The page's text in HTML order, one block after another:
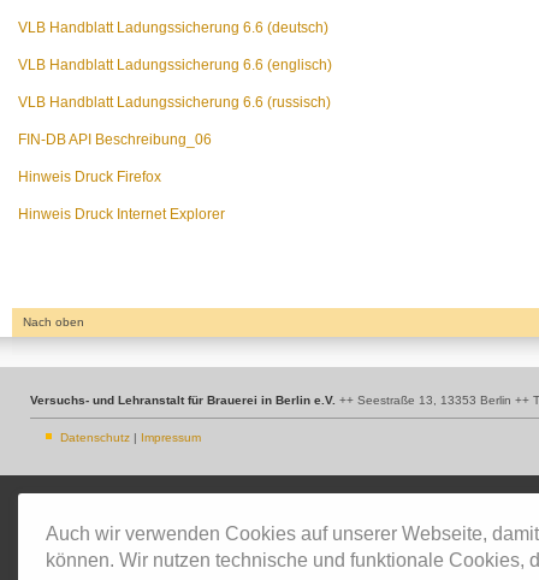
VLB Handblatt Ladungssicherung 6.6 (deutsch)
VLB Handblatt Ladungssicherung 6.6 (englisch)
VLB Handblatt Ladungssicherung 6.6 (russisch)
FIN-DB API Beschreibung_06
Hinweis Druck Firefox
Hinweis Druck Internet Explorer
Nach oben
Versuchs- und Lehranstalt für Brauerei in Berlin e.V. ++ Seestraße 13, 13353 Berlin ++
Datenschutz Impressum
Auch wir verwenden Cookies auf unserer Webseite,
können. Wir nutzen technische und funktionale Cookies,